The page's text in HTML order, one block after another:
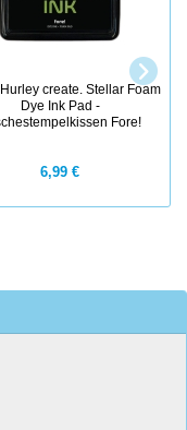
create. Stellar Foam
Dye Ink Pad -
Fore!
6,99 €